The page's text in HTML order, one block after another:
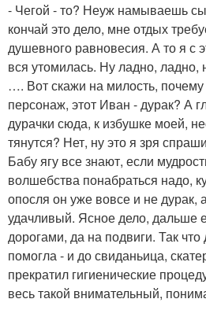
- Чегой - то? Неуж намываешь
кончай это дело, мне отдых
душевного равновесия. А то я с
вся утомилась. Ну ладно,
…. Вот скажи на милость,
персонаж, этот Иван - дурак? А
дурачки сюда, к избушке моей,
тянутся? Нет, ну это я зря
Бабу ягу все знают, если
волшебства понабраться надо,
опосля он уже вовсе и не дурак,
удачливый. Ясное дело, дальше
дорогами, да на подвиги. Так
помогла - и до свиданьица,
прекратил гигиенические
весь такой внимательный,